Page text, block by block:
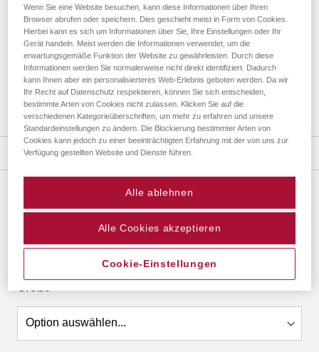
LOUNGE PS-RAHMEN
ab 12,94 €
Größe
Zum
Anfang
Bildergalerie
Details
Wenn Sie eine Website besuchen, kann diese Informationen über Ihren
Browser abrufen oder speichern. Dies geschieht meist in Form von Cookies.
Hierbei kann es sich um Informationen über Sie, Ihre Einstellungen oder Ihr
Gerät handeln. Meist werden die Informationen verwendet, um die
erwartungsgemäße Funktion der Website zu gewährleisten. Durch diese
Informationen werden Sie normalerweise nicht direkt identifiziert. Dadurch
kann Ihnen aber ein personalisierteres Web-Erlebnis geboten werden. Da wir
Ihr Recht auf Datenschutz respektieren, können Sie sich entscheiden,
bestimmte Arten von Cookies nicht zulassen. Klicken Sie auf die
verschiedenen Kategorieüberschriften, um mehr zu erfahren und unsere
Standardeinstellungen zu ändern. Die Blockierung bestimmter Arten von
Cookies kann jedoch zu einer beeinträchtigten Erfahrung mit der von uns zur
Verfügung gestellten Website und Dienste führen.
Alle ablehnen
Alle Cookies akzeptieren
Cookie-Einstellungen